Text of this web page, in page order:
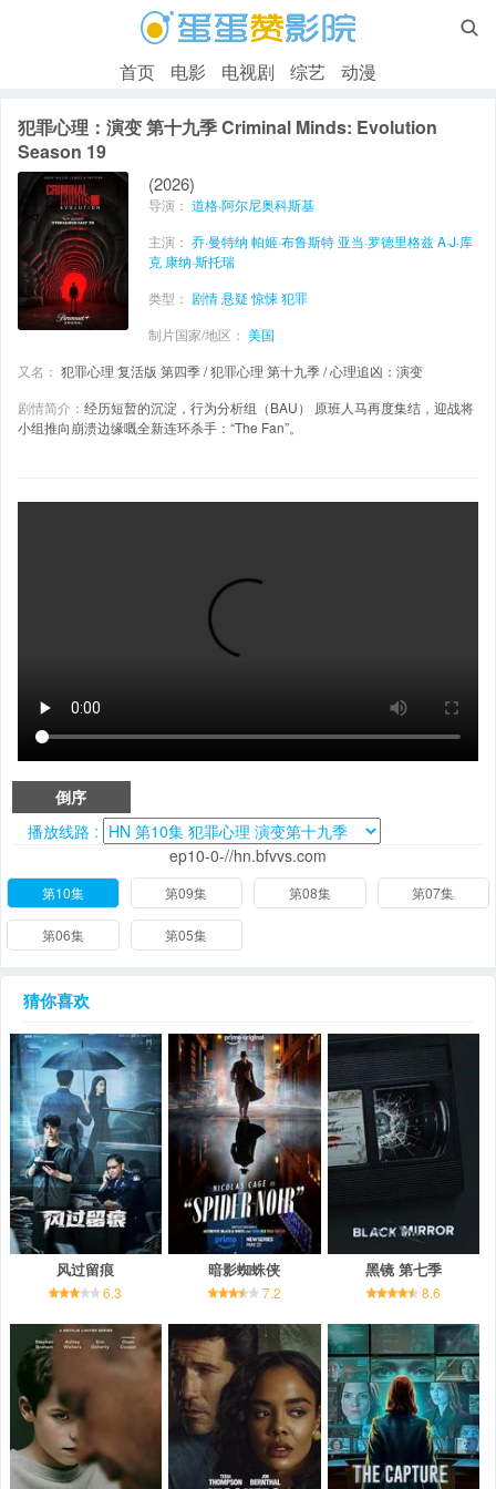

首页 电影 电视剧 综艺 动漫
犯罪心理：演变 第十九季 Criminal Minds: Evolution
Season 19
(2026)
导演： 道格·阿尔尼奥科斯基
主演： 乔·曼特纳 帕姬·布鲁斯特 亚当·罗德里格兹A·J·库
克 康纳·斯托瑞
类型： 剧情悬疑 惊悚犯罪
制片国家/地区： 美国
又名： 犯罪心理 复活版 第四季 / 犯罪心理 第十九季 / 心理追凶：演变
剧情简介： 经历短暂的沉淀，行为分析组（BAU） 原班人马再度集结，迎战将
小组推向崩溃边缘嘅全新连环杀手：“The Fan”。
倒序
播放线路 :
ep10-0-//hn.bfvvs.com
第10集 第09集 第08集 第07集
第06集 第05集
猜你喜欢
风过留痕
6.3
暗影蜘蛛侠
7.2
黑镜 第七季
8.6